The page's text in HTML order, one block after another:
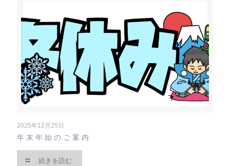
2025年12月25日
年末年始のご案内
続きを読む